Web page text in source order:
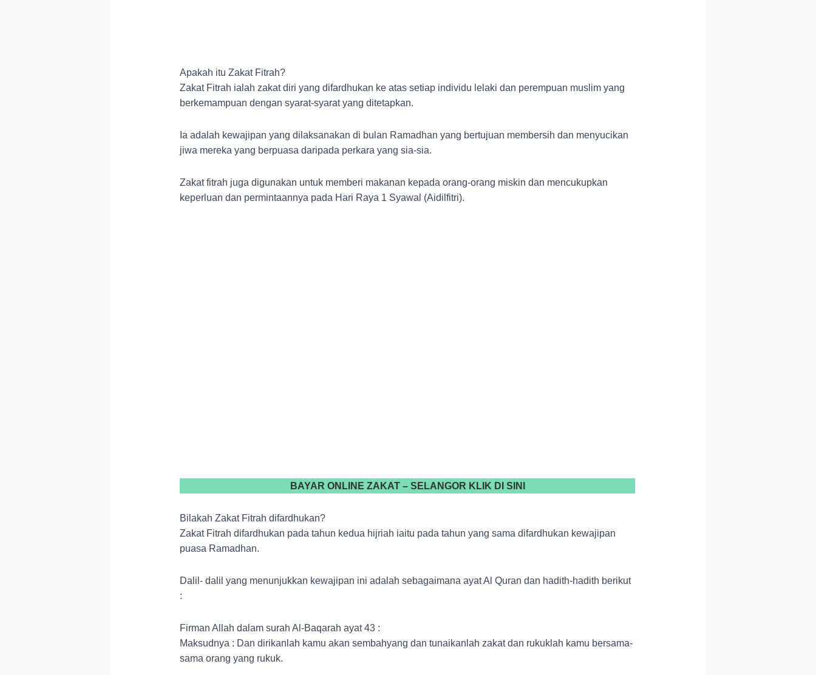
Apakah itu Zakat Fitrah?
Zakat Fitrah ialah zakat diri yang difardhukan ke atas setiap individu lelaki dan perempuan muslim yang
berkemampuan dengan syarat-syarat yang ditetapkan.
Ia adalah kewajipan yang dilaksanakan di bulan Ramadhan yang bertujuan membersih dan menyucikan
jiwa mereka yang berpuasa daripada perkara yang sia-sia.
Zakat fitrah juga digunakan untuk memberi makanan kepada orang-orang miskin dan mencukupkan
keperluan dan permintaannya pada Hari Raya 1 Syawal (Aidilfitri).
BAYAR ONLINE ZAKAT – SELANGOR KLIK DI SINI
Bilakah Zakat Fitrah difardhukan?
Zakat Fitrah difardhukan pada tahun kedua hijriah iaitu pada tahun yang sama difardhukan kewajipan
puasa Ramadhan.
Dalil- dalil yang menunjukkan kewajipan ini adalah sebagaimana ayat Al Quran dan hadith-hadith berikut
:
Firman Allah dalam surah Al-Baqarah ayat 43 :
Maksudnya : Dan dirikanlah kamu akan sembahyang dan tunaikanlah zakat dan rukuklah kamu bersama-
sama orang yang rukuk.